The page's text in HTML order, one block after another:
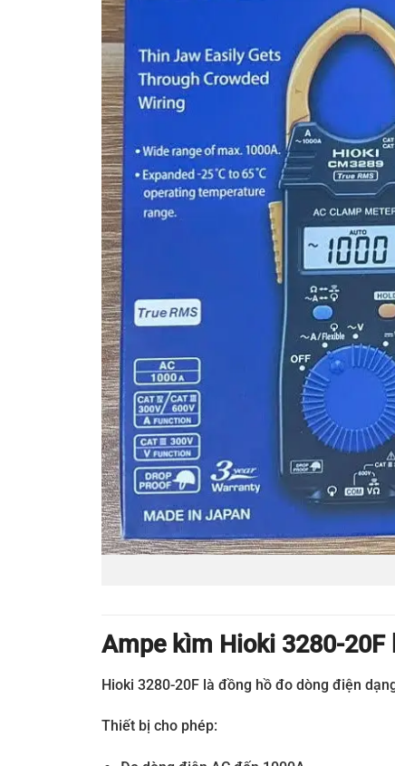
Ampe kìm Hioki 3280-20F
Hioki 3280-20F là đồng hồ đo dòng điện
Thiết bị cho phép: